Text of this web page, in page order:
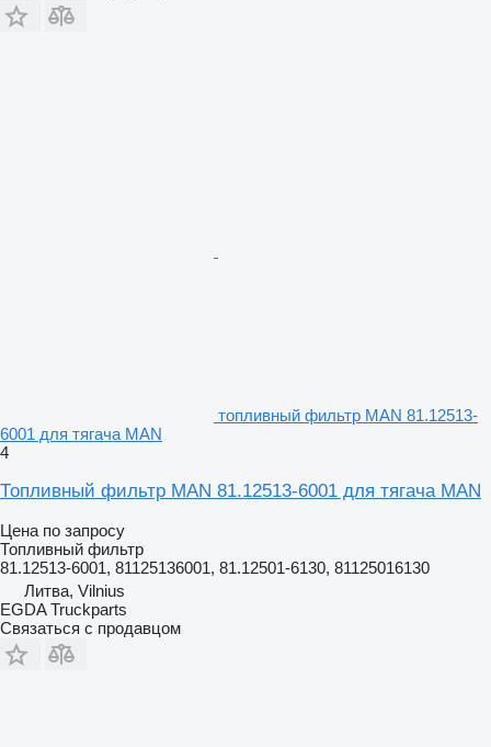
топливный фильтр MAN 81.12513-
6001 для тягача MAN
4
Топливный фильтр MAN 81.12513-6001 для тягача MAN
Цена по запросу
Топливный фильтр
81.12513-6001, 81125136001, 81.12501-6130, 81125016130
Литва, Vilnius
EGDA Truckparts
Связаться с продавцом